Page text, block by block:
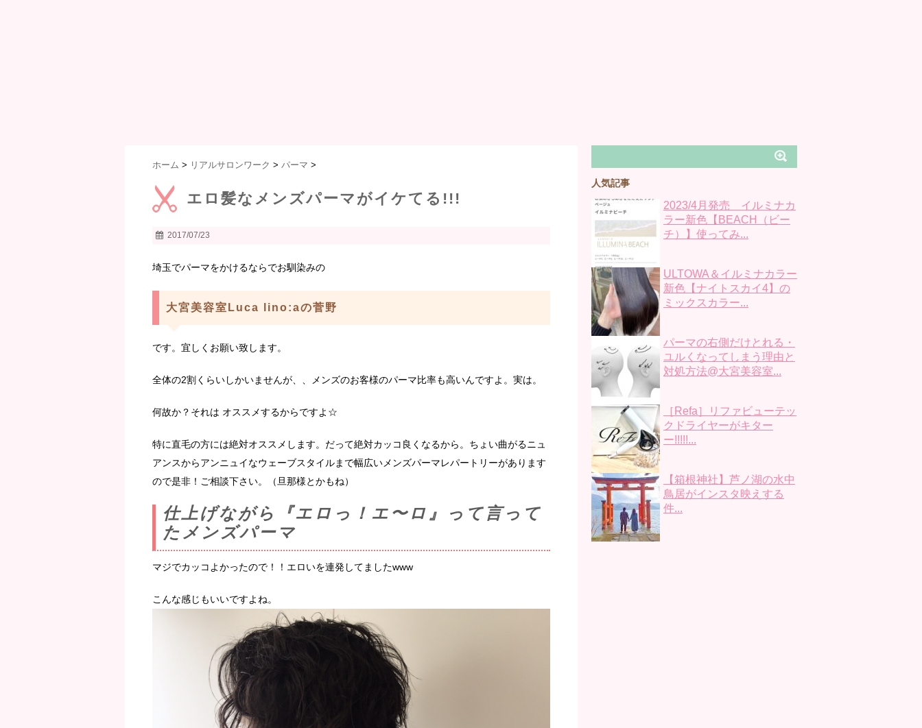
ホーム > リアルサロンワーク > パーマ >
エロ髪なメンズパーマがイケてる!!!
2017/07/23
埼玉でパーマをかけるならでお馴染みの
大宮美容室Luca lino:aの菅野
です。宜しくお願い致します。
全体の2割くらいしかいませんが、、メンズのお客様のパーマ比率も高いんですよ。実は。
何故か？それは オススメするからですよ☆
特に直毛の方には絶対オススメします。だって絶対カッコ良くなるから。ちょい曲がるニュ
アンスからアンニュイなウェーブスタイルまで幅広いメンズパーマレパートリーがあります
ので是非！ご相談下さい。（旦那様とかもね）
仕上げながら『エロっ！エ〜ロ』って言って
たメンズパーマ
マジでカッコよかったので！！エロいを連発してましたwww
こんな感じもいいですよね。
人気記事
2023/4月発売 イルミナカ
ラー新色【BEACH（ビー
チ）】使ってみ...
ULTOWA＆イルミナカラー
新色【ナイトスカイ4】の
ミックスカラー...
パーマの右側だけとれる・
ユルくなってしまう理由と
対処方法@大宮美容室...
［Refa］リファビューテッ
クドライヤーがキター
ー!!!!!...
【箱根神社】芦ノ湖の水中
鳥居がインスタ映えする
件...